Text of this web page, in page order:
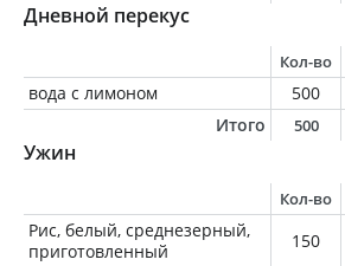
Дневной перекус
Кол-во
вода с лимоном 500
Итого
500
Ужин
Кол-во
Рис, белый, среднезерный,
приготовленный
150